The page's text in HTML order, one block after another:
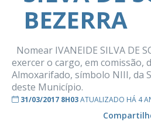
BEZERRA
Nomear IVANEIDE SILVA DE
exercer o cargo, em comissão,
Almoxarifado, símbolo NIII, da
deste Município.
31/03/2017 8H03ATUALIZADO HÁ 4